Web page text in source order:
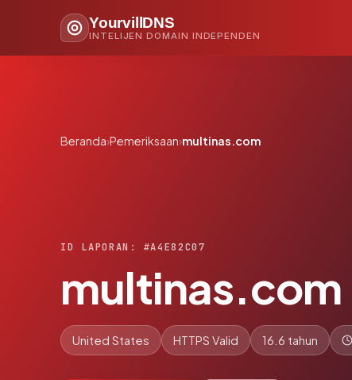
YourvillDNS
INTELIJEN DOMAIN INDEPENDEN
Beranda›Pemeriksaan›multinas.com
ID LAPORAN: #A4E82C07
multinas.com
United States HTTPS Valid 16.6 tahun